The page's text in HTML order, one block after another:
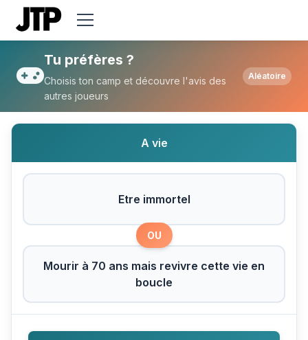
Tu préfères Etre immortel ou Mourir à
Tu préfères ?
Choisis ton camp et découvre l'avis des
autres joueurs
Aléatoire
A vie
Etre immortel
OU
Mourir à 70 ans mais revivre cette vie en
boucle